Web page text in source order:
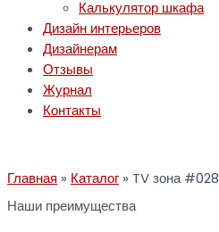
Калькулятор шкафа
Дизайн интерьеров
Дизайнерам
Отзывы
Журнал
Контакты
Главная » Каталог » TV зона #028
Наши преимущества